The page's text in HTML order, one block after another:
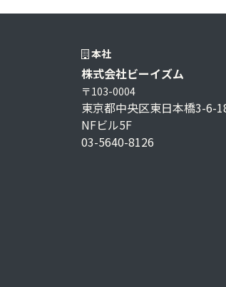
本社
株式会社ビーイズム
〒103-0004
東京都中央区東日本橋3-6-
NFビル5F
03-5640-8126